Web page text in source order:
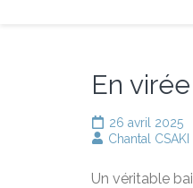
En
26 avril 2025
Chantal CSAKI
Un véritable